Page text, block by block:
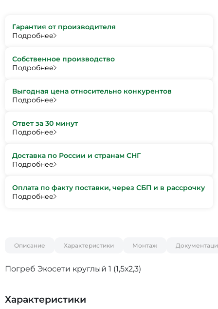
Гарантия от производителя
Подробнее
Собственное производство
Подробнее
Выгодная цена относительно конкурентов
Подробнее
Ответ за 30 минут
Подробнее
Доставка по России и странам СНГ
Подробнее
Оплата по факту поставки, через СБП и в рассрочку
Подробнее
Описание Характеристики Монтаж
Погреб Экосети круглый 1 (1,5х2,3)
Характеристики